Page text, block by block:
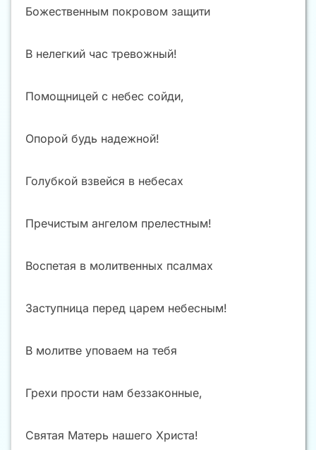
Божественным покровом защити
В нелегкий час тревожный!
Помощницей с небес сойди,
Опорой будь надежной!
Голубкой взвейся в небесах
Пречистым ангелом прелестным!
Воспетая в молитвенных псалмах
Заступница перед царем небесным!
В молитве уповаем на тебя
Грехи прости нам беззаконные,
Святая Матерь нашего Христа!